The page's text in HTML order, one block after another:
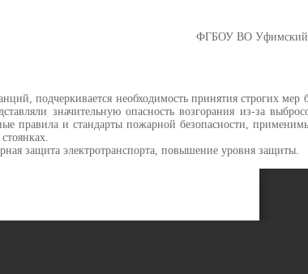
ФГБОУ ВО Уфимский
подчеркивается необходимость принятия строгих мер
значительную опасность возгорания из-за
правила и стандарты пожарной безопасности,
защита электротранспорта, повышение уровня защиты.